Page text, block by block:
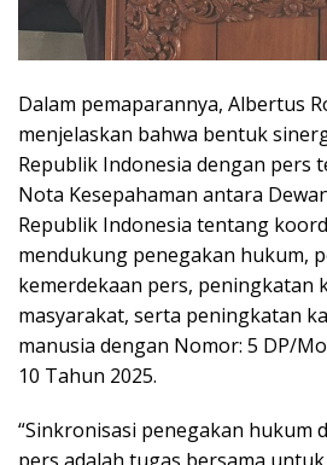
Dalam pemaparannya, Albertus
menjelaskan bahwa bentuk
Republik Indonesia dengan pers
Nota Kesepahaman antara
Republik Indonesia tentang
mendukung penegakan hukum,
kemerdekaan pers, peningkatan
masyarakat, serta peningkatan
manusia dengan Nomor: 5 DP/
10 Tahun 2025.
“Sinkronisasi penegakan hukum